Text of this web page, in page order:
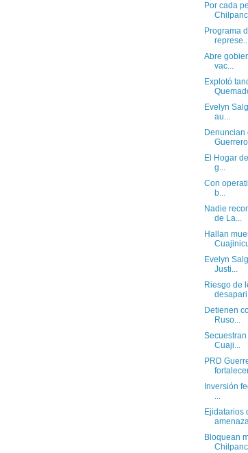
Por cada
Programa
Abre
vac...
Explotó
Evelyn
au...
Denuncian
El Hogar
g...
Con
b...
Nadie
de La...
Hallan
Evelyn
Justi...
Riesgo de
Detienen
Ruso...
Cuaji...
PRD
Inversión
...
Ejidatarios
Bloquean